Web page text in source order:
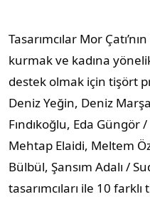
Tasarımcılar Mor
kurmak ve kadına
destek olmak için tişört
Deniz Yeğin, Deniz
Fındıkoğlu, Eda
Mehtap Elaidi, Meltem
Bülbül, Şansım Adalı /
tasarımcıları ile 10